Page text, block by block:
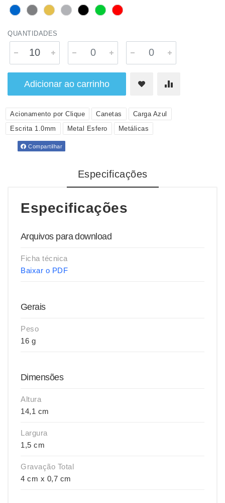
QUANTIDADES
Adicionar ao carrinho
Acionamento por Clique Canetas
Carga Azul
Escrita 1.0mm
Metal Esfero Metálicas
Compartilhar
Especificações
Especificações
Arquivos para download
Ficha técnica
Baixar o PDF
Gerais
Peso
16 g
Dimensões
Altura
14,1 cm
Largura
1,5 cm
Gravação Total
4 cm x 0,7 cm